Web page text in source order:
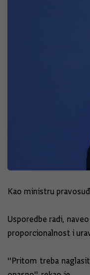
Kao ministru
Usporedbe radi,
proporcionalnost i
''Pritom treba